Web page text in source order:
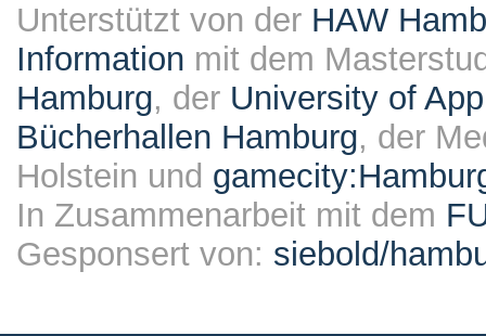
Unterstützt von der HAW
Information mit dem
Hamburg, der University of
Bücherhallen Hamburg, der
Holstein und
In Zusammenarbeit mit dem
Gesponsert von: siebold/